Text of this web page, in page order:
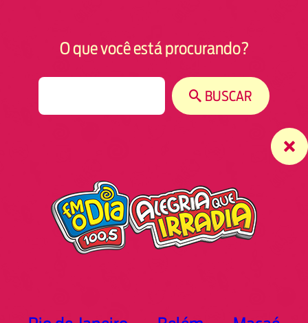
O que você está procurando?
BUSCAR